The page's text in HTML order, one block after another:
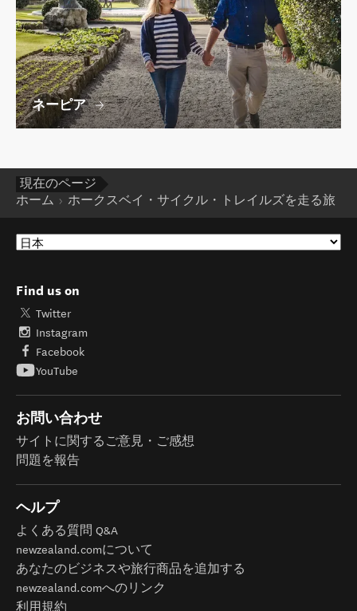
ネーピア
現在のページ
ホーム
ホークスベイ・サイクル・トレイルズを走る旅
Find us on
Twitter
Instagram
Facebook
YouTube
お問い合わせ
サイトに関するご意見・ご感想
問題を報告
ヘルプ
よくある質問 Q&A
newzealand.comについて
あなたのビジネスや旅行商品を追加する
newzealand.comへのリンク
利用規約